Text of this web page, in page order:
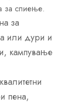
за спиење.
за
или дури и
кампување
пена,